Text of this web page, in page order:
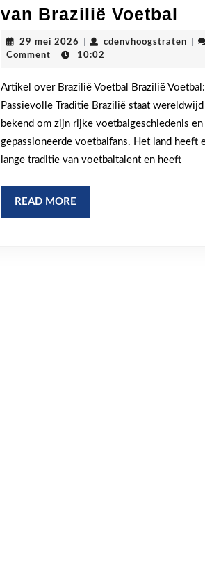
van Brazilië Voetbal
29 mei 2026 29
mei
cdenvhoogstraten
Comment
10:02
Artikel over Brazilië Voetbal Brazilië
Passievolle Traditie Brazilië staat wereldwijd
bekend om zijn rijke voetbalgeschiedenis en
gepassioneerde voetbalfans. Het land heeft
lange traditie van voetbaltalent en heeft
READ MORE
MORE